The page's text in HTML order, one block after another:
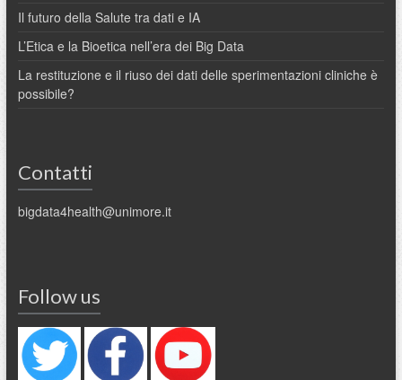
Il futuro della Salute tra dati e IA
L’Etica e la Bioetica nell’era dei Big Data
La restituzione e il riuso dei dati delle sperimentazioni cliniche è
possibile?
Contatti
bigdata4health@unimore.it
Follow us